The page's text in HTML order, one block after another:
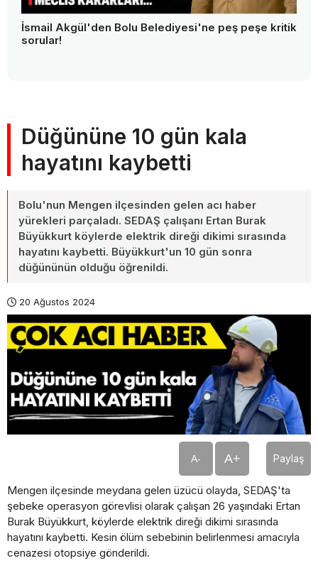
İsmail Akgül'den Bolu Belediyesi'ne peş peşe kritik
sorular!
Düğününe 10 gün kala
hayatını kaybetti
Bolu'nun Mengen ilçesinden gelen acı haber
yürekleri parçaladı. SEDAŞ çalışanı Ertan Burak
Büyükkurt köylerde elektrik direği dikimi sırasında
hayatını kaybetti. Büyükkurt'un 10 gün sonra
düğününün olduğu öğrenildi.
20 Ağustos 2024
A- A+ Paylaş
Mengen ilçesinde meydana gelen üzücü olayda, SEDAŞ'ta
şebeke operasyon görevlisi olarak çalışan 26 yaşındaki Ertan
Burak Büyükkurt, köylerde elektrik direği dikimi sırasında
hayatını kaybetti. Kesin ölüm sebebinin belirlenmesi amacıyla
cenazesi otopsiye gönderildi.